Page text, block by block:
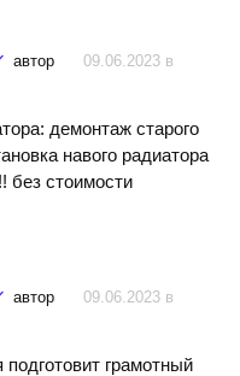
автор
09.06.2023 в
демонтаж старого
навого радиатора
без стоимости
автор
09.06.2023 в
грамотный